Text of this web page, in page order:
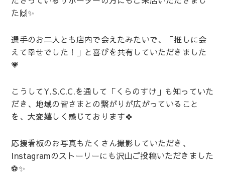
た🙌✨
選手のお二人とも店内で会えたみたいで、「推しに会
えて幸せでした！」と喜びを共有していただきました
💗
こうしてY.S.C.C.を通して「くらのすけ」も知っていた
だき、地域の皆さまとの繋がりが広がっていること
を、大変嬉しく感じております🍀
応援看板のお写真もたくさん撮影していただき、
Instagramのストーリーにも沢山ご投稿いただきました
⚽✨